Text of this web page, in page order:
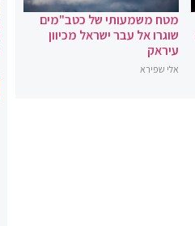
מטח משמעותי של כטב"מים
שוגרו אל עבר ישראל מכיוון
עיראק
אלי שפירא